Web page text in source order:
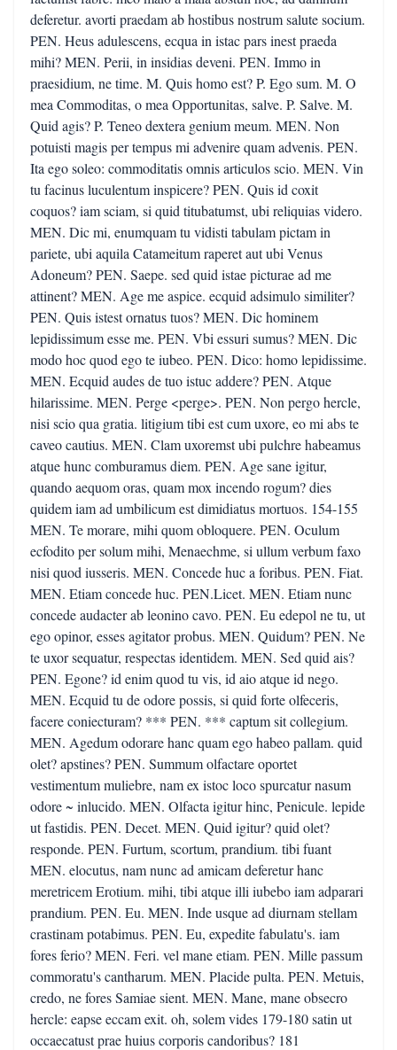
deferetur. avorti praedam ab hostibus nostrum salute socium.
PEN. Heus adulescens, ecqua in istac pars inest praeda
mihi? MEN. Perii, in insidias deveni. PEN. Immo in
praesidium, ne time. M. Quis homo est? P. Ego sum. M. O
mea Commoditas, o mea Opportunitas, salve. P. Salve. M.
Quid agis? P. Teneo dextera genium meum. MEN. Non
potuisti magis per tempus mi advenire quam advenis. PEN.
Ita ego soleo: commoditatis omnis articulos scio. MEN. Vin
tu facinus luculentum inspicere? PEN. Quis id coxit
coquos? iam sciam, si quid titubatumst, ubi reliquias videro.
MEN. Dic mi, enumquam tu vidisti tabulam pictam in
pariete, ubi aquila Catameitum raperet aut ubi Venus
Adoneum? PEN. Saepe. sed quid istae picturae ad me
attinent? MEN. Age me aspice. ecquid adsimulo similiter?
PEN. Quis istest ornatus tuos? MEN. Dic hominem
lepidissimum esse me. PEN. Vbi essuri sumus? MEN. Dic
modo hoc quod ego te iubeo. PEN. Dico: homo lepidissime.
MEN. Ecquid audes de tuo istuc addere? PEN. Atque
hilarissime. MEN. Perge <perge>. PEN. Non pergo hercle,
nisi scio qua gratia. litigium tibi est cum uxore, eo mi abs te
caveo cautius. MEN. Clam uxoremst ubi pulchre habeamus
atque hunc comburamus diem. PEN. Age sane igitur,
quando aequom oras, quam mox incendo rogum? dies
quidem iam ad umbilicum est dimidiatus mortuos. 154-155
MEN. Te morare, mihi quom obloquere. PEN. Oculum
ecfodito per solum mihi, Menaechme, si ullum verbum faxo
nisi quod iusseris. MEN. Concede huc a foribus. PEN. Fiat.
MEN. Etiam concede huc. PEN.Licet. MEN. Etiam nunc
concede audacter ab leonino cavo. PEN. Eu edepol ne tu, ut
ego opinor, esses agitator probus. MEN. Quidum? PEN. Ne
te uxor sequatur, respectas identidem. MEN. Sed quid ais?
PEN. Egone? id enim quod tu vis, id aio atque id nego.
MEN. Ecquid tu de odore possis, si quid forte olfeceris,
facere coniecturam? *** PEN. *** captum sit collegium.
MEN. Agedum odorare hanc quam ego habeo pallam. quid
olet? apstines? PEN. Summum olfactare oportet
vestimentum muliebre, nam ex istoc loco spurcatur nasum
odore ~ inlucido. MEN. Olfacta igitur hinc, Penicule. lepide
ut fastidis. PEN. Decet. MEN. Quid igitur? quid olet?
responde. PEN. Furtum, scortum, prandium. tibi fuant
MEN. elocutus, nam nunc ad amicam deferetur hanc
meretricem Erotium. mihi, tibi atque illi iubebo iam adparari
prandium. PEN. Eu. MEN. Inde usque ad diurnam stellam
crastinam potabimus. PEN. Eu, expedite fabulatu's. iam
fores ferio? MEN. Feri. vel mane etiam. PEN. Mille passum
commoratu's cantharum. MEN. Placide pulta. PEN. Metuis,
credo, ne fores Samiae sient. MEN. Mane, mane obsecro
hercle: eapse eccam exit. oh, solem vides 179-180 satin ut
occaecatust prae huius corporis candoribus? 181